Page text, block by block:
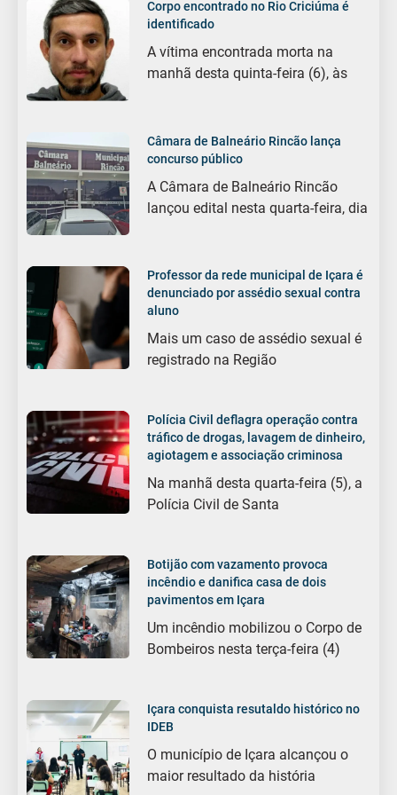
Corpo encontrado no Rio Criciúma é
identificado
A vítima encontrada morta na
manhã desta quinta-feira (6), às
Câmara de Balneário Rincão lança
concurso público
A Câmara de Balneário Rincão
lançou edital nesta quarta-feira, dia
Professor da rede municipal de Içara é
denunciado por assédio sexual contra
aluno
Mais um caso de assédio sexual é
registrado na Região
Polícia Civil deflagra operação contra
tráfico de drogas, lavagem de dinheiro,
agiotagem e associação criminosa
Na manhã desta quarta-feira (5), a
Polícia Civil de Santa
Botijão com vazamento provoca
incêndio e danifica casa de dois
pavimentos em Içara
Um incêndio mobilizou o Corpo de
Bombeiros nesta terça-feira (4)
Içara conquista resutaldo histórico no
IDEB
O município de Içara alcançou o
maior resultado da história